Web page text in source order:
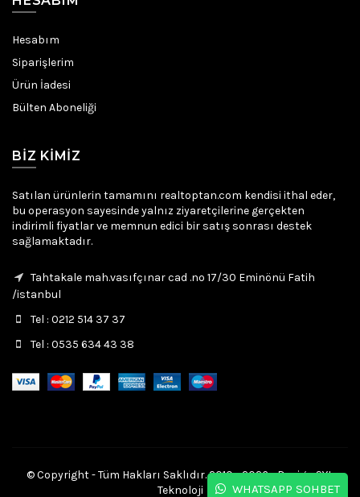
Hesabım
Siparişlerim
Ürün İadesi
Bülten Aboneliği
BIZ KIMIZ
Satılan ürünlerin tamamını realtoptan.com kendisi ithal eder,
bu operasyon sayesinde yalnız ziyaretçilerine gerçekten
indirimli fiyatlar ve memnun edici bir satış sonrası destek
sağlamaktadır.
Tahtakale mah.vasıfçınar cad .no 17/30 Eminönü Fatih
/istanbul
Tel : 0212 514 37 37
Tel : 0535 634 43 38
© Copyright - Tüm Hakları Saklıdır. 2010 - 2026 - Design SYL
Teknoloji
WHATSAPP SOHBET